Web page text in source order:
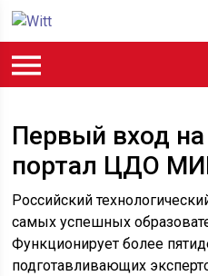
Первый вход
портал ЦДО
Российский
самых успешных
Функционирует более
подготавливающих